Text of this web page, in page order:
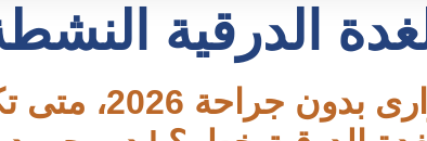
الدرقية
علاج الغدة